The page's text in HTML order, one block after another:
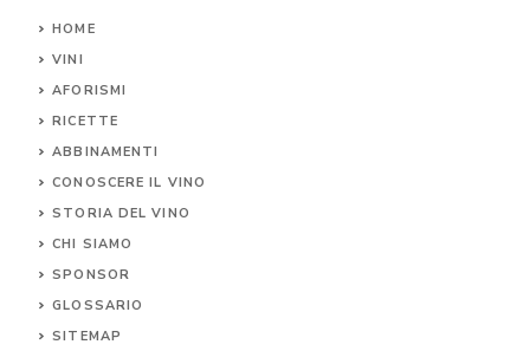
HOME
VINI
AFORISMI
RICETTE
ABBINAMENTI
CONOSCERE IL VINO
STORIA DEL VINO
CHI SIAMO
SPONSOR
GLOSSARIO
SITEMAP